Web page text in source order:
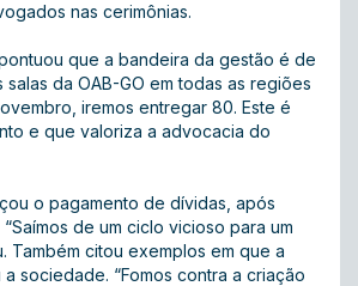
nas cerimônias.
que a bandeira da gestão é de
da OAB-GO em todas as regiões
iremos entregar 80. Este é
e que valoriza a advocacia do
o pagamento de dívidas, após
de um ciclo vicioso para um
Também citou exemplos em que a
sociedade. “Fomos contra a criação